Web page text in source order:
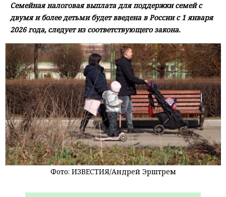
Семейная налоговая выплата для поддержки семей с
двумя и более детьми будет введена в России с 1 января
2026 года, следует из соответствующего закона.
Фото: ИЗВЕСТИЯ/Андрей Эрштрем